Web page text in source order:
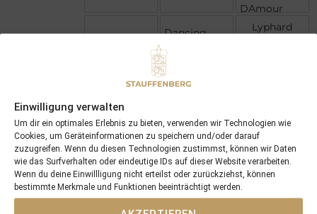
Einwilligung verwalten
Um dir ein optimales Erlebnis zu bieten, verwenden wir Technologien wie
Cookies, um Geräteinformationen zu speichern und/oder darauf
zuzugreifen. Wenn du diesen Technologien zustimmst, können wir Daten
wie das Surfverhalten oder eindeutige IDs auf dieser Website verarbeiten.
Wenn du deine Einwillligung nicht erteilst oder zurückziehst, können
bestimmte Merkmale und Funktionen beeinträchtigt werden.
Dancing
Brave
High And
DAmour
Lyphard